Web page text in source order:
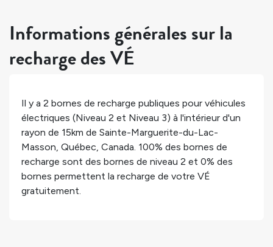
Informations générales sur la
recharge des VÉ
Il y a 2 bornes de recharge publiques pour véhicules
électriques (Niveau 2 et Niveau 3) à l'intérieur d'un
rayon de 15km de Sainte-Marguerite-du-Lac-
Masson, Québec, Canada. 100% des bornes de
recharge sont des bornes de niveau 2 et 0% des
bornes permettent la recharge de votre VÉ
gratuitement.